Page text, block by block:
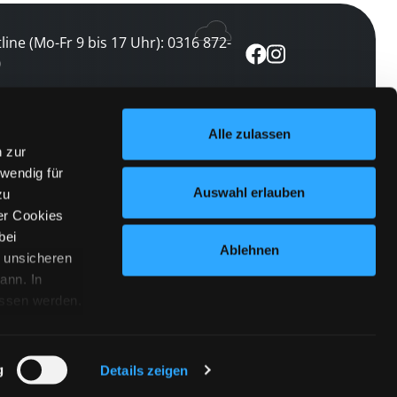
zur
für
Cookies
unsicheren
In
werden.
links
Details zeigen
Alle zulassen
Auswahl erlauben
Ablehnen
(Mo-Fr 9 bis 17 Uhr): 0316 872-
abonnieren
keine Veranstaltung verpassen
abonnieren